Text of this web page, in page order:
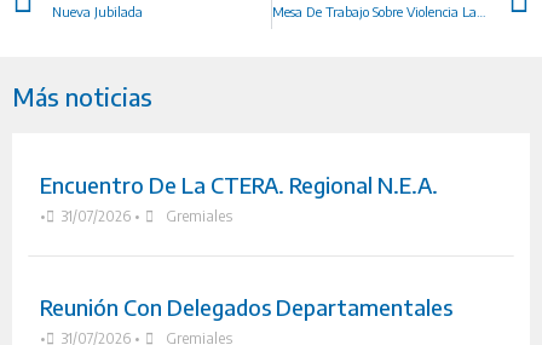
Nueva Jubilada
Más noticias
Encuentro De La CTERA. Regional N.E.A.
• 31/07/2026 • Gremiales
Reunión Con Delegados Departamentales
• 31/07/2026 • Gremiales